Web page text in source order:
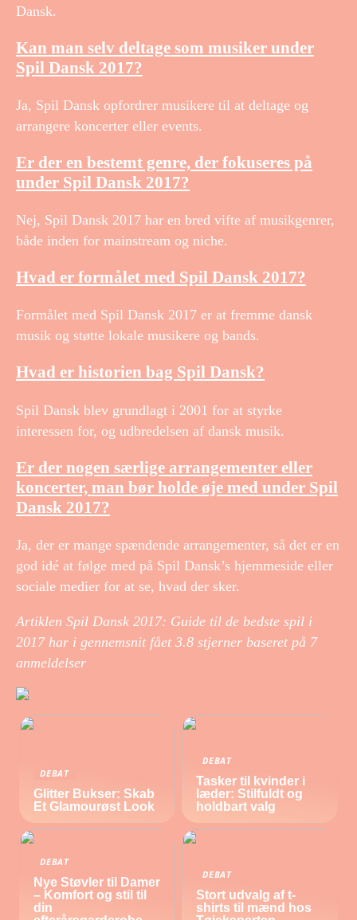
Dansk.
Kan man selv deltage som musiker under
Spil Dansk 2017?
Ja, Spil Dansk opfordrer musikere til at deltage og
arrangere koncerter eller events.
Er der en bestemt genre, der fokuseres på
under Spil Dansk 2017?
Nej, Spil Dansk 2017 har en bred vifte af musikgenrer,
både inden for mainstream og niche.
Hvad er formålet med Spil Dansk 2017?
Formålet med Spil Dansk 2017 er at fremme dansk
musik og støtte lokale musikere og bands.
Hvad er historien bag Spil Dansk?
Spil Dansk blev grundlagt i 2001 for at styrke
interessen for, og udbredelsen af dansk musik.
Er der nogen særlige arrangementer eller
koncerter, man bør holde øje med under Spil
Dansk 2017?
Ja, der er mange spændende arrangementer, så det er en
god idé at følge med på Spil Dansk’s hjemmeside eller
sociale medier for at se, hvad der sker.
Artiklen Spil Dansk 2017: Guide til de bedste spil i
2017 har i gennemsnit fået 3.8 stjerner baseret på 7
anmeldelser
DEBAT
Glitter Bukser: Skab
Et Glamourøst Look
DEBAT
Tasker til kvinder i
læder: Stilfuldt og
holdbart valg
DEBAT
Nye Støvler til Damer
– Komfort og stil til
din
DEBAT
Stort udvalg af t-
shirts til mænd hos